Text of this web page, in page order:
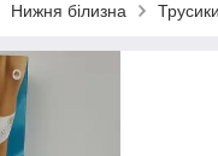
Нижня білизна